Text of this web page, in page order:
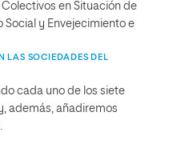
Colectivos en Situación de
Social y Envejecimiento e
LAS SOCIEDADES DEL
cada uno de los siete
además, añadiremos